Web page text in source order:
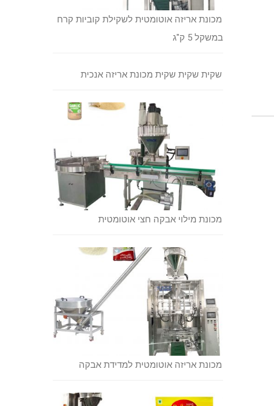
מכונת אריזה אוטומטית לשקילת קוביות קרח
במשקל 5 ק"ג
שקית שקית שקית מכונת אריזה אנכית
מכונת מילוי אבקה חצי אוטומטית
מכונת אריזה אוטומטית למדידת אבקה